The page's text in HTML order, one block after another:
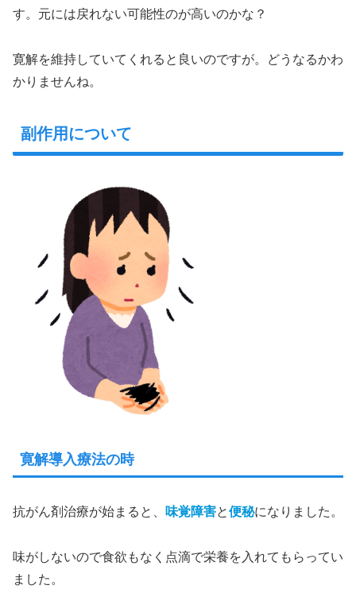
す。元には戻れない可能性のが高いのかな？
寛解を維持していてくれると良いのですが。どうなるかわ
かりませんね。
副作用について
寛解導入療法の時
抗がん剤治療が始まると、 味覚障害と便秘になりました。
味がしないので食欲もなく点滴で栄養を入れてもらってい
ました。